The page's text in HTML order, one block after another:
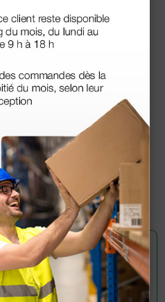
2.0 de acero